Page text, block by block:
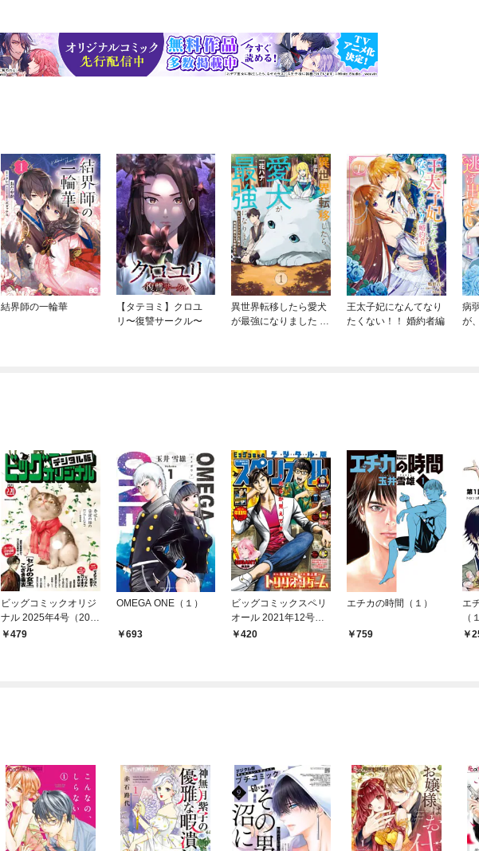
結界師の一輪華
【タテヨミ】クロユ
リ〜復讐サークル〜
異世界転移したら愛犬
が最強になりました ～
王太子妃になんてなり
たくない！！ 婚約者編
病
が
ビッグコミックオリジ
ナル 2025年4号（202
5年2月5日発売)
479
OMEGA ONE（１）
693
ビッグコミックスペリ
オール 2021年12号（2
021年5月28日発売）
420
エチカの時間（１）
759
エ
（